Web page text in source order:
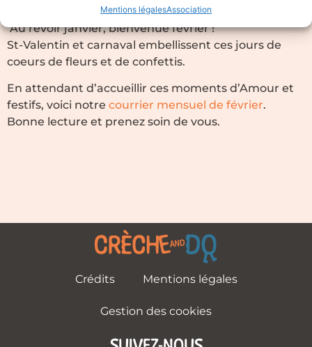
Mentions légalesAssociation
05/02/2021
Au revoir janvier, bienvenue février !
St-Valentin et carnaval embellissent ces jours de
coeurs de fleurs et de confettis.
En attendant d’accueillir ces moments d’Amour et
festifs, voici notre courrier mensuel de février.
Bonne lecture et prenez soin de vous.
Crédits Mentions légales
Gestion des cookies